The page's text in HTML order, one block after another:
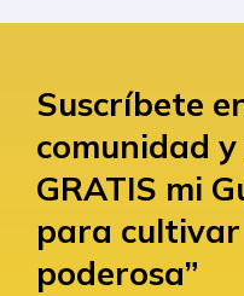
Suscríbete
comunidad
GRATIS mi
para
poderosa”